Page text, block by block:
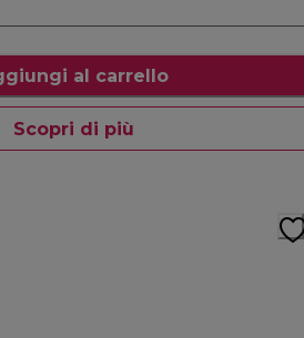
al carrello
Scopri di più